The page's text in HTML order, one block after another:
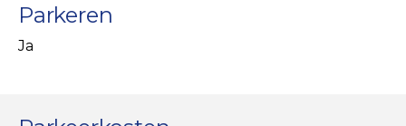
Parkeren
Ja